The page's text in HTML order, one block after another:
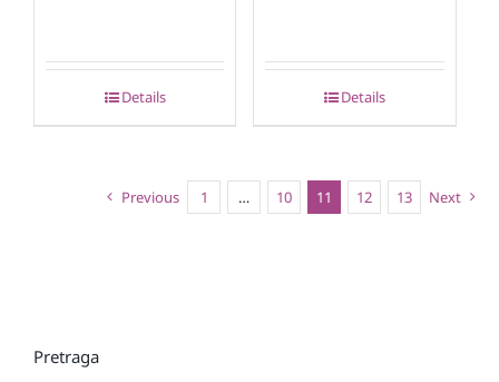
Details Details
Previous 1 … 10 11 12 13 Next
Pretraga